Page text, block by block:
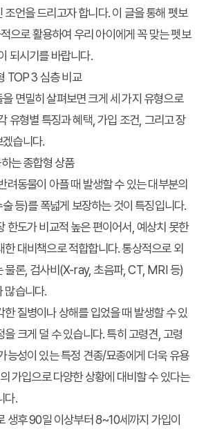
조언을 드리고자 합니다. 이 글을 통해 펫보
으로 활용하여 우리 아이에게 꼭 맞는 펫보
되시기를 바랍니다.
TOP 3 심층 비교
면밀히 살펴보면 크게 세 가지 유형으로
유형별 특징과 혜택, 가입 조건, 그리고 장
습니다.
는 종합형 상품
려동물이 아플 때 발생할 수 있는 대부분의
등)를 폭넓게 보장하는 것이 특징입니다.
한도가 비교적 높은 편이어서, 예상치 못한
한 대비책으로 적합합니다. 통상적으로 외
물론, 검사비(X-ray, 초음파, CT, MRI 등)
많습니다.
한 질병이나 상해를 입었을 때 발생할 수 있
을 크게 덜 수 있습니다. 특히 고령견, 고령
능성이 있는 특정 견종/묘종에게 더욱 유용
가입으로 다양한 상황에 대비할 수 있다는
다.
생후 90일 이상부터 8~10세까지 가입이